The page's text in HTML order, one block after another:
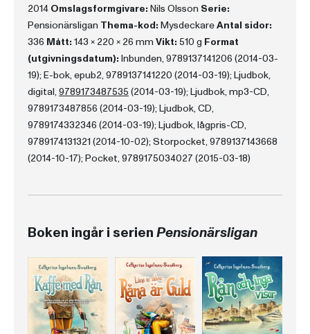
2014 Omslagsformgivare: Nils Olsson Serie:
Pensionärsligan Thema-kod: MysdeckareAntal sidor:
336 Mått: 143 x 220 x 26 mm Vikt: 510 g Format
(utgivningsdatum): Inbunden, 9789137141206 (2014-03-
19); E-bok, epub2, 9789137141220 (2014-03-19); Ljudbok,
digital, 9789173487535 (2014-03-19); Ljudbok, mp3-CD,
9789173487856 (2014-03-19); Ljudbok, CD,
9789174332346 (2014-03-19); Ljudbok, lågpris-CD,
9789174131321 (2014-10-02); Storpocket, 9789137143668
(2014-10-17); Pocket, 9789175034027 (2015-03-18)
Boken ingår i serienPensionärsligan